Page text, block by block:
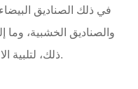
في ذلك الصناديق
ذلك، لتلبية الاحتياجات الخاصة للعملاء المختلفين.